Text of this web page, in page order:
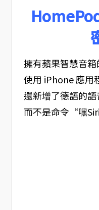
擁有蘋果智慧音
使用 iPhone 應用
還新增了德語的
而不是命令“嘿